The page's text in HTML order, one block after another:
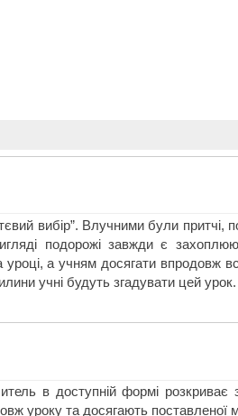
вибір”. Влучними були притчі,
подорожі завжди є
а учням досягати впродовж
учні будуть згадувати цей урок.
в доступній формі розкриває
уроку та досягають поставленої